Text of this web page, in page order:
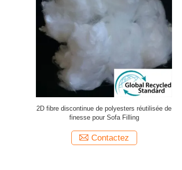
2D fibre discontinue de polyesters réutilisée de
finesse pour Sofa Filling
Contactez